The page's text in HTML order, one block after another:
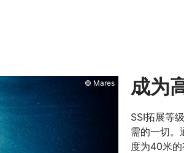
© Mares 成为
SSI拓展等
需的一切。
度为40米的